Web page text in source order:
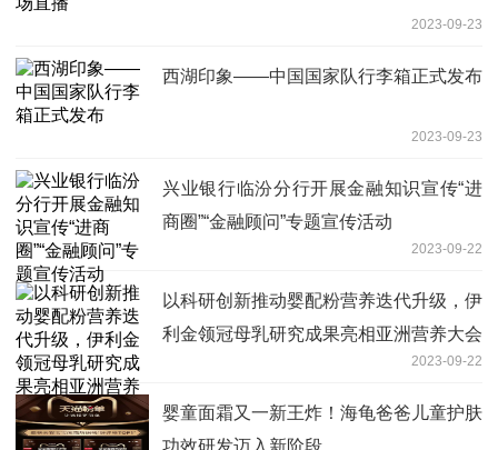
2023-09-23
西湖印象——中国国家队行李箱正式发布
2023-09-23
兴业银行临汾分行开展金融知识宣传“进
商圈”“金融顾问”专题宣传活动
2023-09-22
以科研创新推动婴配粉营养迭代升级，伊
利金领冠母乳研究成果亮相亚洲营养大会
2023-09-22
婴童面霜又一新王炸！海龟爸爸儿童护肤
功效研发迈入新阶段